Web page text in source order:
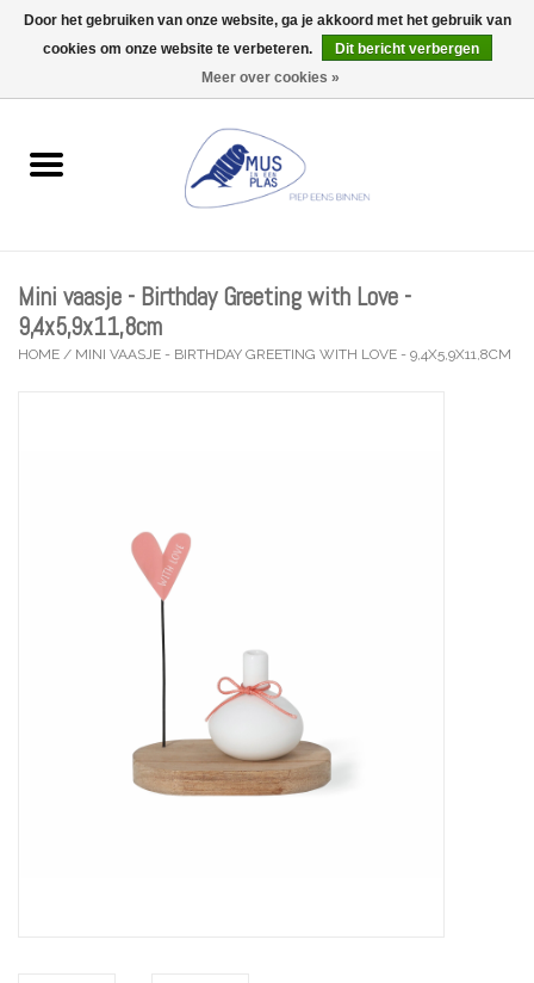
0 Artikelen - €0,00
Wenskaarten
Lifestyle
Mini vaasje - Birthday Greeting with Love -
9,4x5,9x11,8cm
HOME / MINI VAASJE - BIRTHDAY GREETING WITH LOVE - 9,4X5,9X11,8CM
Door het gebruiken van onze website, ga je akkoord met het gebruik van
cookies om onze website te verbeteren.
Dit bericht verbergen
Meer over cookies »
Wij zijn uitzonderlijk gesloten op Do 13/08